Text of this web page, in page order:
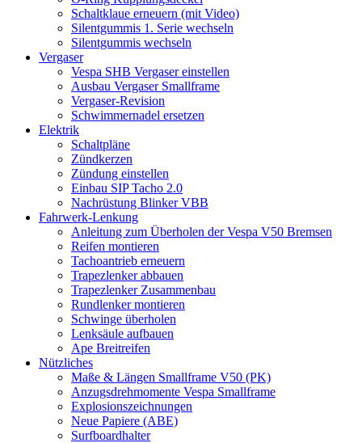
Schaltklaue erneuern (mit Video)
Silentgummis 1. Serie wechseln
Silentgummis wechseln
Vergaser
Vespa SHB Vergaser einstellen
Ausbau Vergaser Smallframe
Vergaser-Revision
Schwimmernadel ersetzen
Elektrik
Schaltpläne
Zündkerzen
Zündung einstellen
Einbau SIP Tacho 2.0
Nachrüstung Blinker VBB
Fahrwerk-Lenkung
Anleitung zum Überholen der Vespa V50 Bremsen
Reifen montieren
Tachoantrieb erneuern
Trapezlenker abbauen
Trapezlenker Zusammenbau
Rundlenker montieren
Schwinge überholen
Lenksäule aufbauen
Ape Breitreifen
Nützliches
Maße & Längen Smallframe V50 (PK)
Anzugsdrehmomente Vespa Smallframe
Explosionszeichnungen
Neue Papiere (ABE)
Surfboardhalter